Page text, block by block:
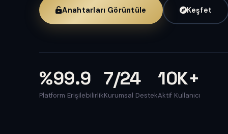
Anahtarları Görüntüle Keşfet
%99.9
Platform Erişilebilirlik
7/24
Kurumsal Destek
10K+
Aktif Kullanıcı